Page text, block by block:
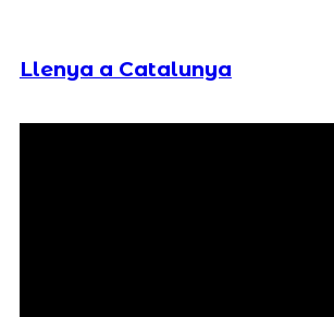
Llenya a Catalunya